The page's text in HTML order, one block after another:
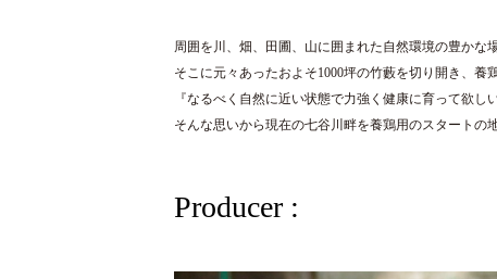
周囲を川、畑、田圃、山に囲まれた自然環境の豊かな場
そこに元々あったおよそ1000坪の竹藪を切り開き、養
『なるべく自然に近い状態で力強く健康に育って欲しい
そんな思いから現在の七谷川畔を養鶏用のスタートの
Producer :